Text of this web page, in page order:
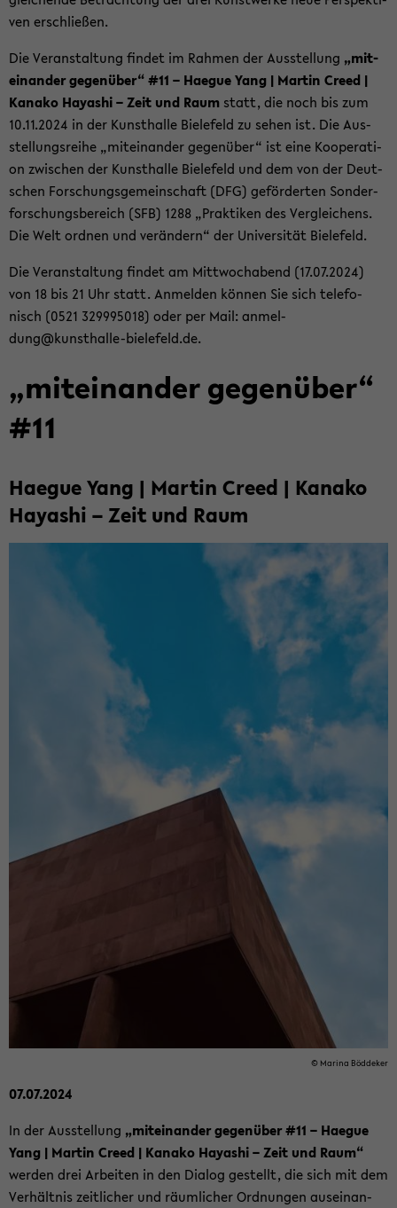
ven er­schlie­ßen.
Die Ver­an­stal­tung fin­det im Rah­men der Aus­stel­lung „mit­
ein­an­der ge­gen­über“ #11 – Ha­e­gue Yang | Mar­tin Creed |
Ka­na­ko Ha­ya­shi – Zeit und Raum statt, die noch bis zum
10.11.2024 in der Kunst­hal­le Bie­le­feld zu sehen ist. Die Aus­
stel­lungs­rei­he „mit­ein­an­der ge­gen­über“ ist eine Ko­ope­ra­ti­
on zwi­schen der Kunst­hal­le Bie­le­feld und dem von der Deut­
schen For­schungs­ge­mein­schaft (DFG) ge­för­der­ten Son­der­
for­schungs­be­reich (SFB) 1288 „Prak­ti­ken des Ver­glei­chens.
Die Welt ord­nen und ver­än­dern“ der Uni­ver­si­tät Bie­le­feld.
Die Ver­an­stal­tung fin­det am Mitt­woch­abend (17.07.2024)
von 18 bis 21 Uhr statt. An­mel­den kön­nen Sie sich te­le­fo­
nisch (0521 329995018) oder per Mail: an­mel­
dung@kunsthalle-​bielefeld.de.
„mit­ein­an­der ge­gen­über“
#11
Ha­e­gue Yang | Mar­tin Creed | Ka­na­ko
Ha­ya­shi – Zeit und Raum
© Ma­ri­na Böd­de­ker
07.07.2024
In der Aus­stel­lung „mit­ein­an­der ge­gen­über #11 – Ha­e­gue
Yang | Mar­tin Creed | Ka­na­ko Ha­ya­shi – Zeit und Raum“
wer­den drei Ar­bei­ten in den Dia­log ge­stellt, die sich mit dem
Ver­hält­nis zeit­li­cher und räum­li­cher Ord­nun­gen aus­ein­an­